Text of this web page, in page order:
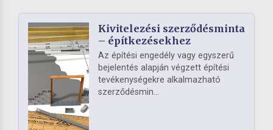
Kivitelezési szerződésminta
– építkezésekhez
Az építési engedély vagy egyszerű
bejelentés alapján végzett építési
tevékenységekre alkalmazható
szerződésmin...